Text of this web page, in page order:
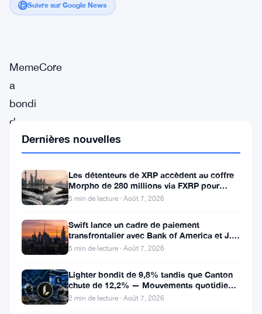
Suivre sur Google News
MemeCore
a
bondi
de
60,14%
$1,22,
liste
des
hausses
Dernières nouvelles
Les détenteurs de XRP accèdent au coffre
Morpho de 280 millions via FXRP pour
emprunter des RLUSD
5 min de lecture · Août 7, 2026
Swift lance un cadre de paiement
transfrontalier avec Bank of America et J.P.
Morgan dans 25 pays
5 min de lecture · Août 7, 2026
Lighter bondit de 9,8% tandis que Canton
chute de 12,2% — Mouvements quotidiens
du 7 août
2 min de lecture · Août 7, 2026